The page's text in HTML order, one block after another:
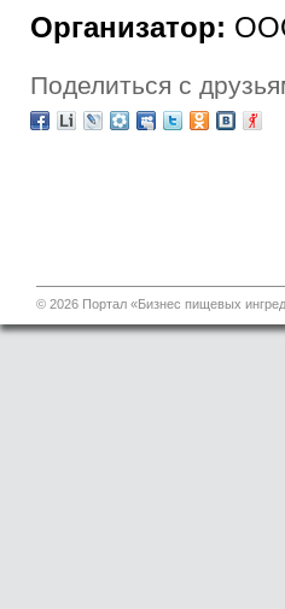
Организатор:
Поделиться с
© 2026 Портал «Бизнес пищевых